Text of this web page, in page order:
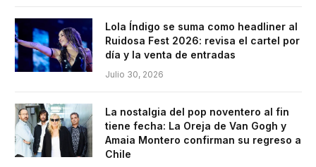
Lola Índigo se suma como headliner al
Ruidosa Fest 2026: revisa el cartel por
día y la venta de entradas
Julio 30, 2026
La nostalgia del pop noventero al fin
tiene fecha: La Oreja de Van Gogh y
Amaia Montero confirman su regreso a
Chile